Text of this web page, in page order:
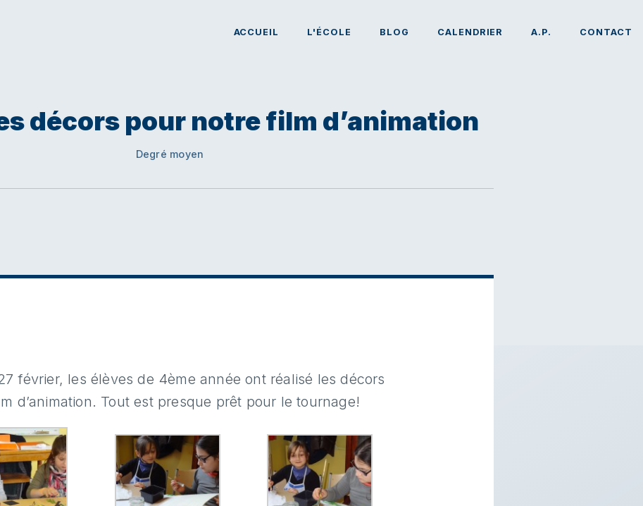
ACCUEIL L'ÉCOLE BLOG CALENDRIER A.P. CONTACT
décors pour notre film d’animation
Degré moyen
février, les élèves de 4ème année ont réalisé les décors
d’animation. Tout est presque prêt pour le tournage!